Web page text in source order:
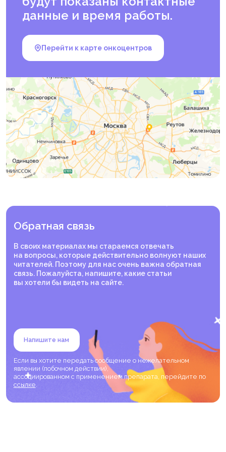
данные и время работы.
Перейти к карте онкоцентров
Обратная связь
В своих материалах мы стараемся отвечать
на вопросы, которые действительно волнуют наших
читателей. Поэтому для нас очень важна обратная
связь. Пожалуйста, напишите, какие статьи
вы хотели бы видеть на сайте.
Напишите нам
Если вы хотите передать сообщение о нежелательном
явлении (побочном действии),
ассоциированном с применением препарата, перейдите по
ссылке